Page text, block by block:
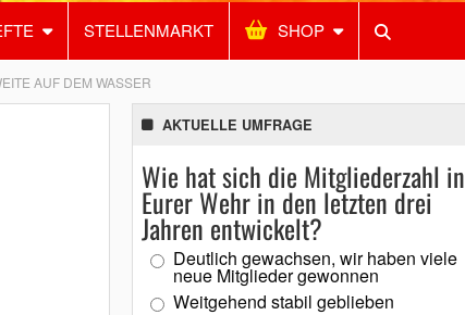
STELLENMARKT SHOP
Alles Shop SUCHEN
AUF DEM WASSER
AKTUELLE UMFRAGE
Wie hat sich die Mitgliederzahl in
Eurer Wehr in den letzten drei
Jahren entwickelt?
Deutlich gewachsen, wir haben viele
neue Mitglieder gewonnen
Weitgehend stabil geblieben